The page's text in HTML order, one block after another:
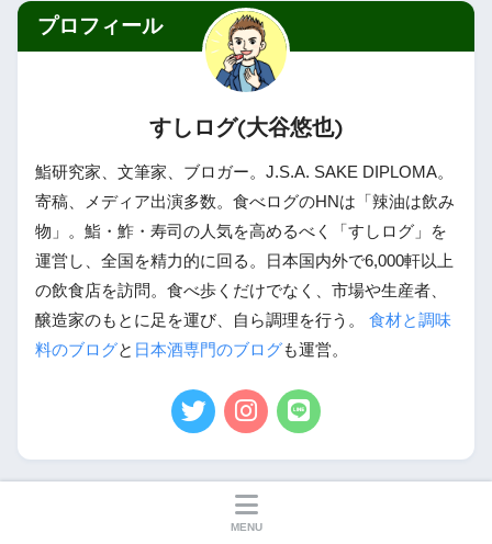
プロフィール
すしログ(大谷悠也)
鮨研究家、文筆家、ブロガー。J.S.A. SAKE DIPLOMA。
寄稿、メディア出演多数。食べログのHNは「辣油は飲み
物」。鮨・鮓・寿司の人気を高めるべく「すしログ」を
運営し、全国を精力的に回る。日本国内外で6,000軒以上
の飲食店を訪問。食べ歩くだけでなく、市場や生産者、
醸造家のもとに足を運び、自ら調理を行う。 食材と調味
料のブログと 日本酒専門のブログも運営。
MENU